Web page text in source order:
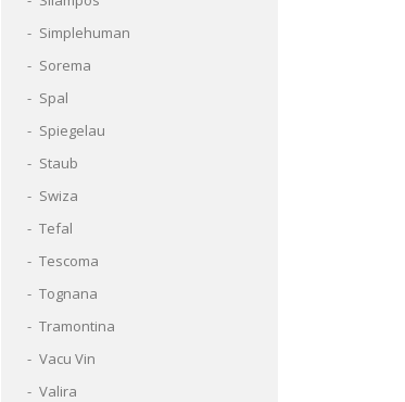
Simplehuman
Sorema
Spal
Spiegelau
Staub
Swiza
Tefal
Tescoma
Tognana
Tramontina
Vacu Vin
Valira